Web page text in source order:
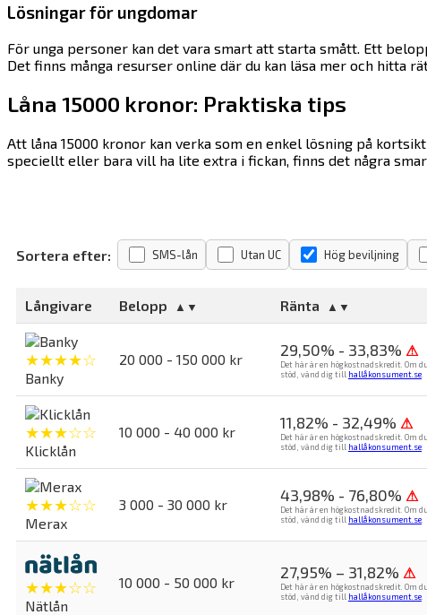
Lösningar för ungdomar
För unga personer kan det vara smart att starta smått. Ett
Det finns många resurser online där du kan läsa mer och hitta
Låna 15000 kronor: Praktiska tips
Att låna 15000 kronor kan verka som en enkel lösning på
speciellt eller bara vill ha lite extra i fickan, finns det några
Sortera efter: SMS-lån Utan UC Hög beviljning
Långivare Belopp Ränta
★★★★☆
Banky
20 000 - 150 000 kr 29,50% - 33,83% ⚠
Det här är en högkostnadskredit. Om
stöd, vänd dig till hallåkonsument.se.
★★★☆☆
Klicklån
10 000 - 40 000 kr 11,82% - 32,49% ⚠
Det här är en högkostnadskredit. Om
stöd, vänd dig till hallåkonsument.se.
★★★☆☆
Merax
3 000 - 30 000 kr 43,98% - 76,80% ⚠
Det här är en högkostnadskredit. Om
stöd, vänd dig till hallåkonsument.se.
★★★☆☆
Nätlån
10 000 - 50 000 kr
27,95% – 31,82% ⚠
Det här är en högkostnadskredit. Om
stöd, vänd dig till hallåkonsument.se.